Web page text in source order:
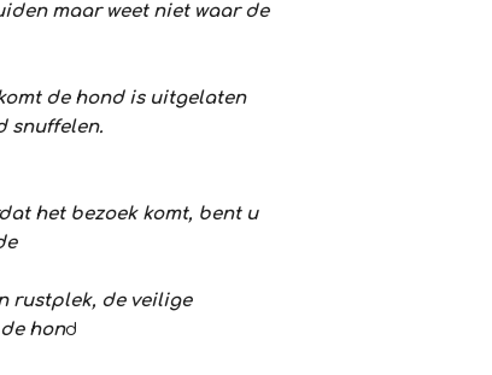
maar weet niet waar de
de hond is uitgelaten
snuffelen.
het bezoek komt, bent u
rustplek, de veilige
hond